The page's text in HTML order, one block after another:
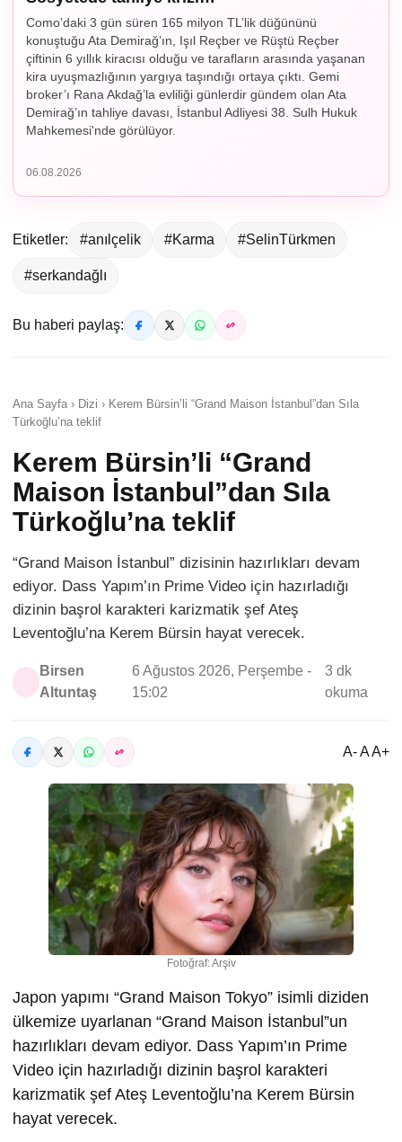
Como’daki 3 gün süren 165 milyon TL’lik düğününü
konuştuğu Ata Demirağ’ın, Işıl Reçber ve Rüştü Reçber
çiftinin 6 yıllık kiracısı olduğu ve tarafların arasında yaşanan
kira uyuşmazlığının yargıya taşındığı ortaya çıktı. Gemi
broker’ı Rana Akdağ’la evliliği günlerdir gündem olan Ata
Demirağ’ın tahliye davası, İstanbul Adliyesi 38. Sulh Hukuk
Mahkemesi'nde görülüyor.
06.08.2026
Etiketler: #anılçelik #Karma #SelinTürkmen
#serkandağlı
Bu haberi paylaş:
Ana Sayfa › Dizi › Kerem Bürsin’li “Grand Maison İstanbul”dan Sıla
Türkoğlu’na teklif
Kerem Bürsin’li “Grand
Maison İstanbul”dan Sıla
Türkoğlu’na teklif
“Grand Maison İstanbul” dizisinin hazırlıkları devam
ediyor. Dass Yapım’ın Prime Video için hazırladığı
dizinin başrol karakteri karizmatik şef Ateş
Leventoğlu’na Kerem Bürsin hayat verecek.
Birsen
Altuntaş
6 Ağustos 2026, Perşembe -
15:02
3 dk
okuma
A- A A+
Fotoğraf: Arşiv
Japon yapımı “Grand Maison Tokyo” isimli diziden
ülkemize uyarlanan “Grand Maison İstanbul”un
hazırlıkları devam ediyor. Dass Yapım’ın Prime
Video için hazırladığı dizinin başrol karakteri
karizmatik şef Ateş Leventoğlu’na Kerem Bürsin
hayat verecek.